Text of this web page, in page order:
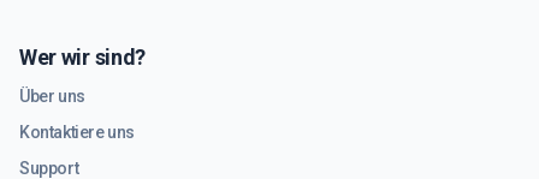
Wer wir sind?
Über uns
Kontaktiere uns
Support